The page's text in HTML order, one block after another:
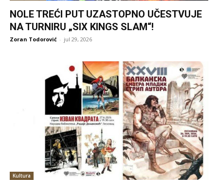
NOLE TREĆI PUT UZASTOPNO UČESTVUJE
NA TURNIRU „SIX KINGS SLAM“!
Zoran Todorović - jul 29, 2026
Kultura